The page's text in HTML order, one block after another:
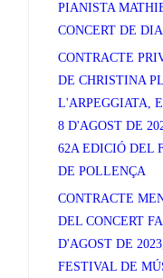
PIANISTA
CONCERT DE
CONTRACTE
DE CHRISTINA
L'ARPEGGIATA,
8 D'AGOST DE
62A EDICIÓ DEL
DE POLLENÇA
CONTRACTE
DEL CONCERT
D'AGOST DE
FESTIVAL DE